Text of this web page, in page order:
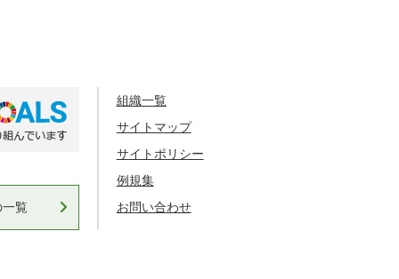
覧
組織一覧
サイトマップ
サイトポリシー
例規集
お問い合わせ